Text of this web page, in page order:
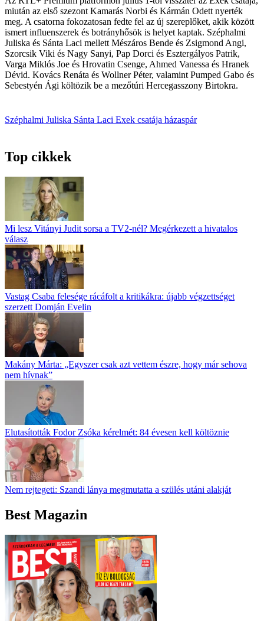
miután az első szezont Kamarás Norbi és Kármán Odett nyerték
meg. A csatorna fokozatosan fedte fel az új szereplőket, akik között
ismert influenszerek és botrányhősök is helyet kaptak. Széphalmi
Juliska és Sánta Laci mellett Mészáros Bende és Zsigmond Angi,
Szorcsik Viki és Nagy Sanyi, Pap Dorci és Esztergályos Patrik,
Varga Miklós Joe és Hrovatin Csenge, Ahmed Vanessa és Hranek
Dévid. Kovács Renáta és Wollner Péter, valamint Pumped Gabo és
Sebestyén Ági költözik be a ­mezőtúri Hercegasszony Birtokra.
Széphalmi Juliska Sánta Laci Exek csatája házaspár
Top cikkek
Mi lesz Vitányi Judit sorsa a TV2-nél? Megérkezett a hivatalos
válasz
Vastag Csaba felesége rácáfolt a kritikákra: újabb végzettséget
szerzett Domján Evelin
Makány Márta: „Egyszer csak azt vettem észre, hogy már sehova
nem hívnak”
Elutasították Fodor Zsóka kérelmét: 84 évesen kell költöznie
Nem rejtegeti: Szandi lánya megmutatta a szülés utáni alakját
Best Magazin